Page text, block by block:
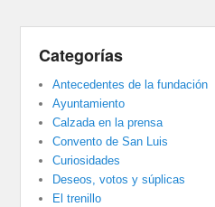
Categorías
Antecedentes de la fundación
Ayuntamiento
Calzada en la prensa
Convento de San Luis
Curiosidades
Deseos, votos y súplicas
El trenillo